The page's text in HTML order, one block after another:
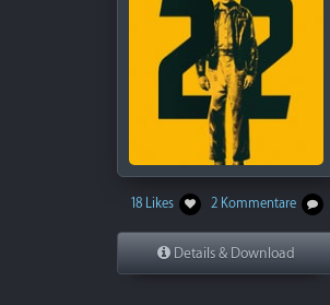
18 Likes 2 Kommentare
Details & Download